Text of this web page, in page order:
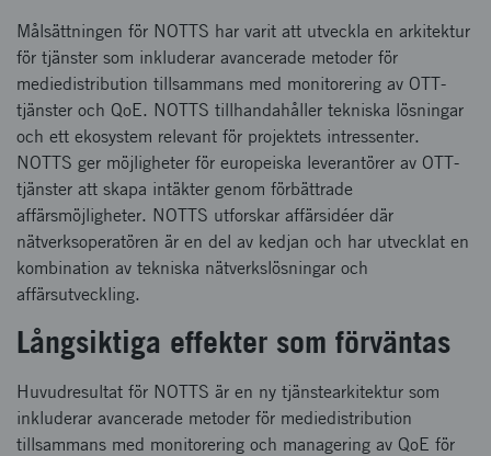
Målsättningen för NOTTS har varit att utveckla en arkitektur
för tjänster som inkluderar avancerade metoder för
mediedistribution tillsammans med monitorering av OTT-
tjänster och QoE. NOTTS tillhandahåller tekniska lösningar
och ett ekosystem relevant för projektets intressenter.
NOTTS ger möjligheter för europeiska leverantörer av OTT-
tjänster att skapa intäkter genom förbättrade
affärsmöjligheter. NOTTS utforskar affärsidéer där
nätverksoperatören är en del av kedjan och har utvecklat en
kombination av tekniska nätverkslösningar och
affärsutveckling.
Långsiktiga effekter som förväntas
Huvudresultat för NOTTS är en ny tjänstearkitektur som
inkluderar avancerade metoder för mediedistribution
tillsammans med monitorering och managering av QoE för